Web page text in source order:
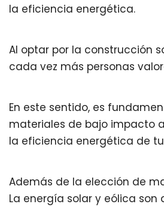
la eficiencia energética.
Al optar por la construcción
cada vez más personas
En este sentido, es
materiales de bajo impacto
la eficiencia energética de
Además de la elección de
La energía solar y eólica